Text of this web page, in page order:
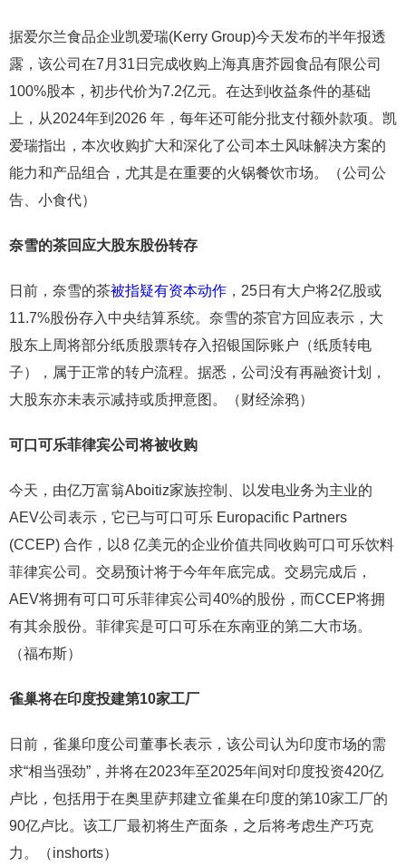
据爱尔兰食品企业凯爱瑞(Kerry Group)今天发布的半年报透
露，该公司在7月31日完成收购上海真唐芥园食品有限公司
100%股本，初步代价为7.2亿元。在达到收益条件的基础
上，从2024年到2026 年，每年还可能分批支付额外款项。凯
爱瑞指出，本次收购扩大和深化了公司本土风味解决方案的
能力和产品组合，尤其是在重要的火锅餐饮市场。（公司公
告、小食代）
奈雪的茶回应大股东股份转存
日前，奈雪的茶被指疑有资本动作 ，25日有大户将2亿股或
11.7%股份存入中央结算系统。奈雪的茶官方回应表示，大
股东上周将部分纸质股票转存入招银国际账户（纸质转电
子），属于正常的转户流程。据悉，公司没有再融资计划，
大股东亦未表示减持或质押意图。（财经涂鸦）
可口可乐菲律宾公司将被收购
今天，由亿万富翁Aboitiz家族控制、以发电业务为主业的
AEV公司表示，它已与可口可乐 Europacific Partners
(CCEP) 合作，以8 亿美元的企业价值共同收购可口可乐饮料
菲律宾公司。交易预计将于今年年底完成。交易完成后，
AEV将拥有可口可乐菲律宾公司40%的股份，而CCEP将拥
有其余股份。菲律宾是可口可乐在东南亚的第二大市场。
（福布斯）
雀巢将在印度投建第10家工厂
日前，雀巢印度公司董事长表示，该公司认为印度市场的需
求“相当强劲”，并将在2023年至2025年间对印度投资420亿
卢比，包括用于在奥里萨邦建立雀巢在印度的第10家工厂的
90亿卢比。该工厂最初将生产面条，之后将考虑生产巧克
力。（inshorts）